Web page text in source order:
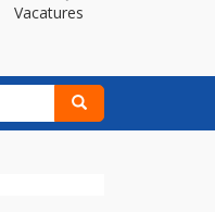
Vacatures